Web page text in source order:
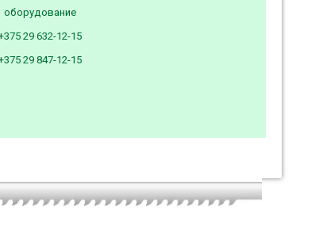
оборудование
29 632-12-15
29 847-12-15